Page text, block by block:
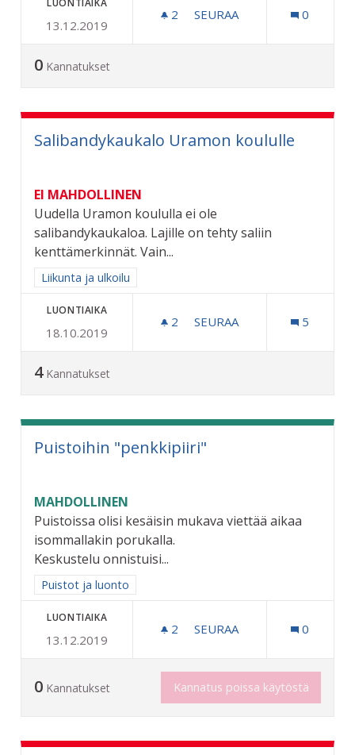
13.12.2019
2 2 SEURAAJAA
SEURAA 0
0 Kannatukset
Salibandykaukalo Uramon koululle
EI MAHDOLLINEN
Uudella Uramon koululla ei ole
salibandykaukaloa. Lajille on tehty saliin
kenttämerkinnät. Vain...
Rajaa tulokset aihepiirin mukaan: Liikunta ja ulkoilu
Liikunta ja ulkoilu
LUONTIAIKA
18.10.2019
2 2 SEURAAJAA
SEURAA 5
4 Kannatukset
Puistoihin "penkkipiiri"
MAHDOLLINEN
Puistoissa olisi kesäisin mukava viettää aikaa
isommallakin porukalla.
Keskustelu onnistuisi...
Rajaa tulokset aihepiirin mukaan: Puistot ja luonto
Puistot ja luonto
LUONTIAIKA
13.12.2019
2 2 SEURAAJAA
SEURAA 0
0 Kannatukset Kannatus poissa käytöstä